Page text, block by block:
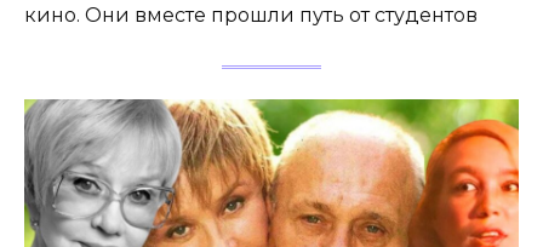
кино. Они вместе прошли путь от студентов